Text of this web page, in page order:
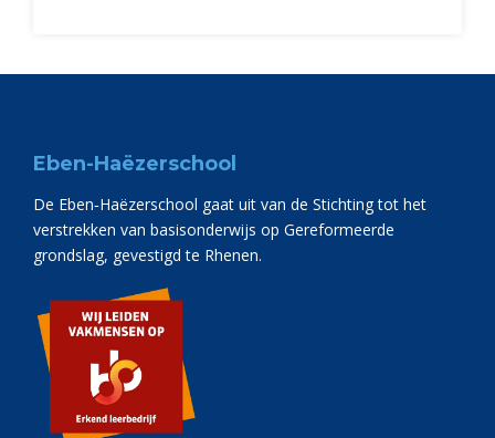
Eben-Haëzerschool
De Eben‑Haëzerschool gaat uit van de Stichting tot het
verstrekken van basisonderwijs op Gereformeerde
grondslag, gevestigd te Rhenen.